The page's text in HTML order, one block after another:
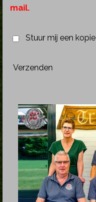
mail.
Stuur mij een kopie
Verzenden